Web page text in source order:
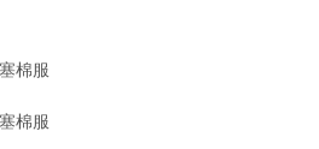
棉服
棉服